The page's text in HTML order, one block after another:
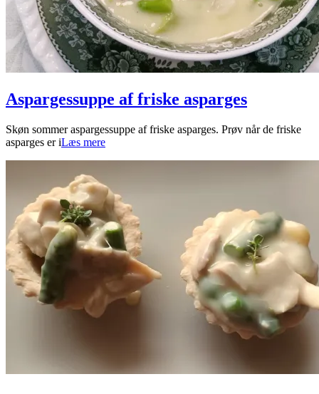
Aspargessuppe af friske asparges
2026-
06-
Skøn sommer aspargessuppe af friske asparges. Prøv når de friske
asparges er iLæs mere